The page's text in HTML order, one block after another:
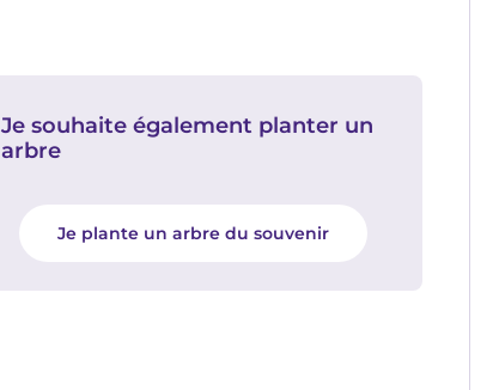
Je souhaite également planter un
arbre
Je plante un arbre du souvenir